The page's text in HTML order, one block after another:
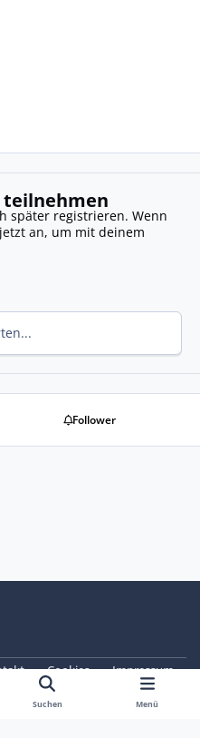
später registrieren. Wenn
an, um mit deinem
Follower
Cookies
Impressum
Powered by Invision Community
Suchen Menü